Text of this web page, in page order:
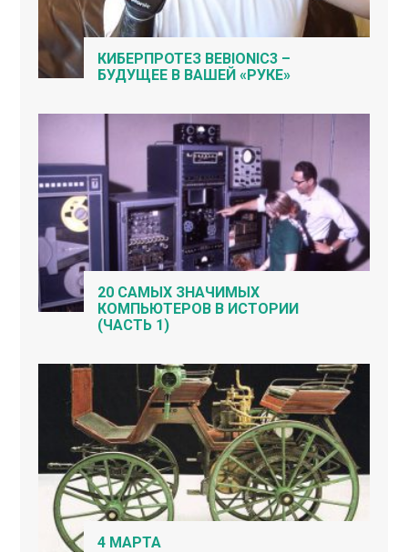
КИБЕРПРОТЕЗ BEBIONIC3 –
БУДУЩЕЕ В ВАШЕЙ «РУКЕ»
20 САМЫХ ЗНАЧИМЫХ
КОМПЬЮТЕРОВ В ИСТОРИИ
(ЧАСТЬ 1)
4 МАРТА